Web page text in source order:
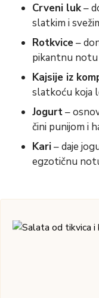
Crveni luk–
slatkim i
Rotkvice–
pikantnu notu
Kajsije iz
slatkoću koja
Jogurt–
čini punijom i
Kari– daje
egzotičnu